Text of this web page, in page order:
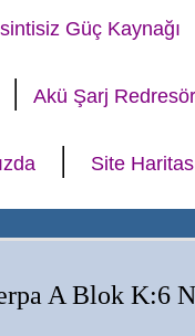
Güç Kaynağı
| Akü Şarj
| Site
A Blok K:6